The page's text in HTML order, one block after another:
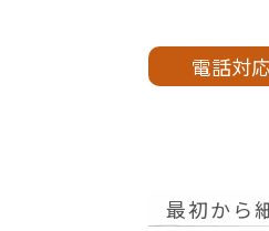
電話対
最初から